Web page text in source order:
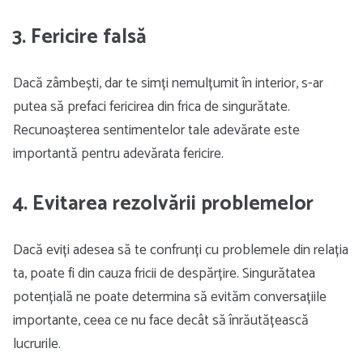
3. Fericire falsă
Dacă zâmbești, dar te simți nemulțumit în interior, s-ar
putea să prefaci fericirea din frica de singurătate.
Recunoașterea sentimentelor tale adevărate este
importantă pentru adevărata fericire.
4. Evitarea rezolvării problemelor
Dacă eviți adesea să te confrunți cu problemele din relația
ta, poate fi din cauza fricii de despărțire. Singurătatea
potențială ne poate determina să evităm conversațiile
importante, ceea ce nu face decât să înrăutățească
lucrurile.